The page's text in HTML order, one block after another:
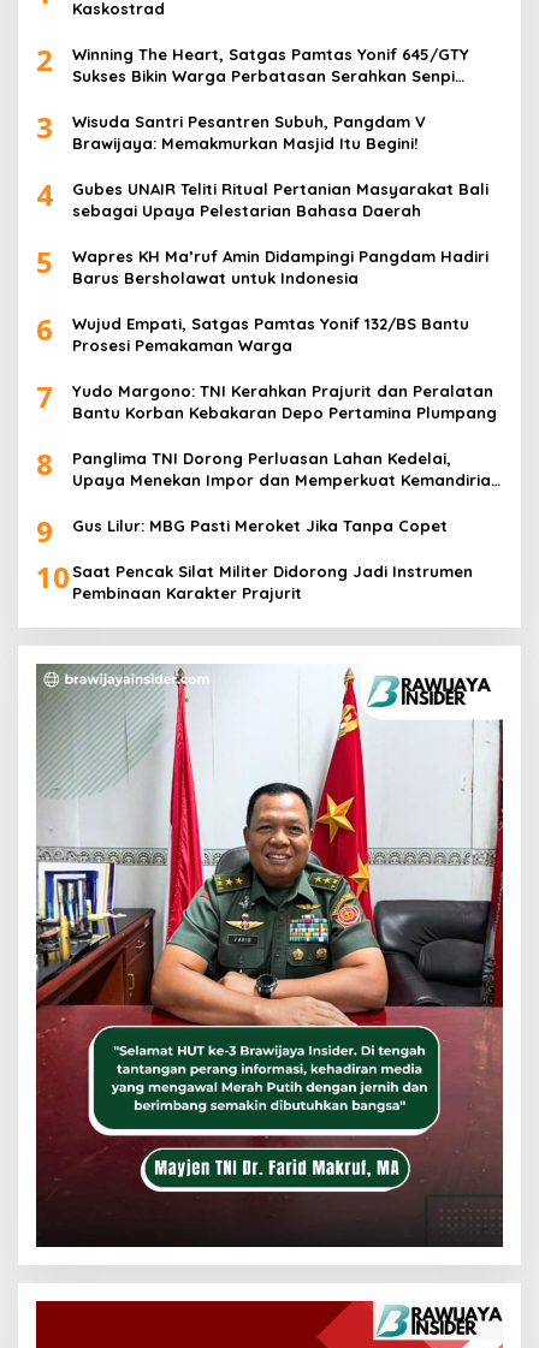
Kaskostrad
2
Winning The Heart, Satgas Pamtas Yonif 645/GTY
Sukses Bikin Warga Perbatasan Serahkan Senpi
3
Wisuda Santri Pesantren Subuh, Pangdam V
Brawijaya: Memakmurkan Masjid Itu Begini!
4
Gubes UNAIR Teliti Ritual Pertanian Masyarakat Bali
sebagai Upaya Pelestarian Bahasa Daerah
5
Wapres KH Ma’ruf Amin Didampingi Pangdam Hadiri
Barus Bersholawat untuk Indonesia
6
Wujud Empati, Satgas Pamtas Yonif 132/BS Bantu
Prosesi Pemakaman Warga
7
Yudo Margono: TNI Kerahkan Prajurit dan Peralatan
Bantu Korban Kebakaran Depo Pertamina Plumpang
8
Panglima TNI Dorong Perluasan Lahan Kedelai,
Upaya Menekan Impor dan Memperkuat Kemandirian
9 Gus Lilur: MBG Pasti Meroket Jika Tanpa Copet
10 Saat Pencak Silat Militer Didorong Jadi Instrumen
Pembinaan Karakter Prajurit